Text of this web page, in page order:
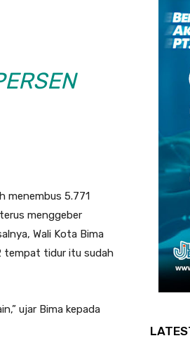
menembus 5.771
menggeber
Wali Kota Bima
tempat tidur itu sudah
ujar Bima kepada